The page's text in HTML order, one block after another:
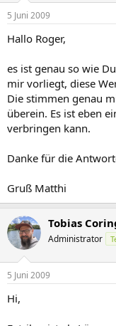
5 Juni 2009
Hallo Roger,
es ist genau so wie
mir vorliegt, diese
Die stimmen genau
überein. Es ist eben
verbringen kann.
Danke für die
Gruß Matthi
Tobias
Administrator
5 Juni 2009
Hi,